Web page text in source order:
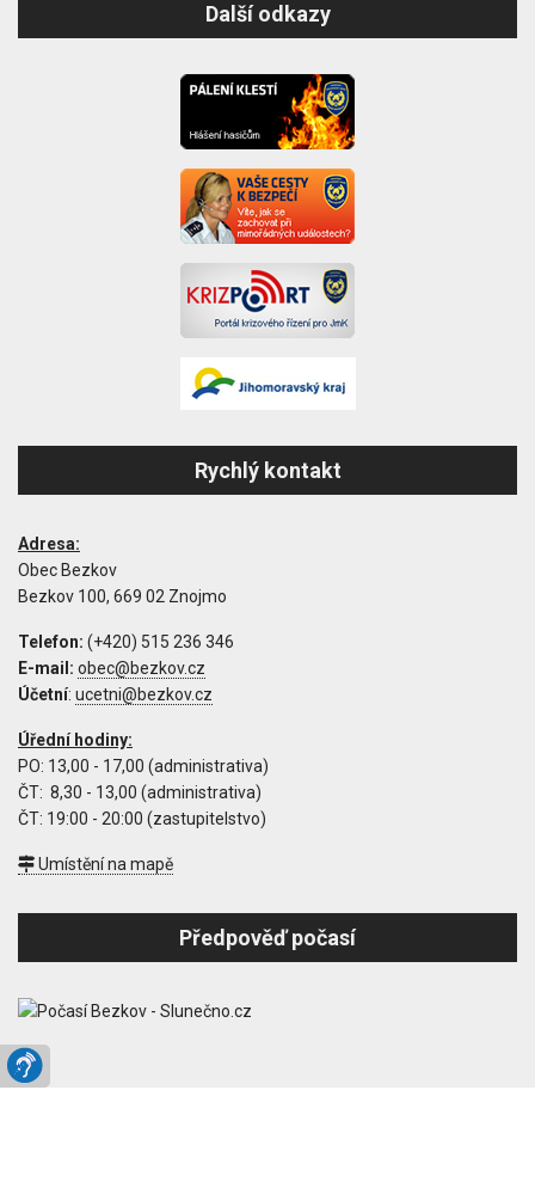
Další odkazy
Rychlý kontakt
Adresa:
Obec Bezkov
Bezkov 100, 669 02 Znojmo
Telefon: (+420) 515 236 346
E-mail:
Účetní:
Úřední hodiny:
PO: 13,00 - 17,00 (administrativa)
ČT: 8,30 - 13,00 (administrativa)
ČT: 19:00 - 20:00 (zastupitelstvo)
Umístění na mapě
Předpověď počasí